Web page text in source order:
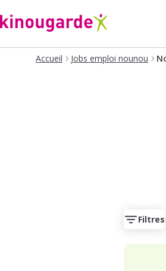
Accueil Jobs emploi nounou
Filtres